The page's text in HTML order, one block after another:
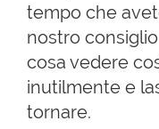
tempo che
nostro
cosa vedere
inutilmente e
tornare.